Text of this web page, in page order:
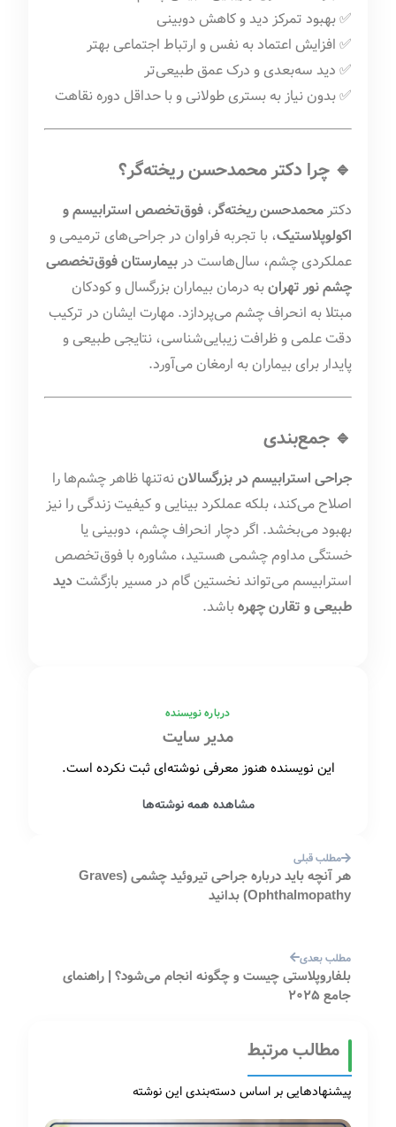
✅ بهبود تمرکز دید و کاهش دوبینی
✅ افزایش اعتماد به نفس و ارتباط اجتماعی بهتر
✅ دید سه‌بعدی و درک عمق طبیعی‌تر
✅ بدون نیاز به بستری طولانی و با حداقل دوره نقاهت
🔹 چرا دکتر محمدحسن ریخته‌گر؟
دکترمحمدحسن ریخته‌گر،فوق‌تخصص استرابیسم و
اکولوپلاستیک، با تجربه فراوان در جراحی‌های ترمیمی و
عملکردی چشم، سال‌هاست دربیمارستان فوق‌تخصصی
چشم نور تهرانبه درمان بیماران بزرگسال و کودکان
مبتلا به انحراف چشم می‌پردازد. مهارت ایشان در ترکیب
دقت علمی و ظرافت زیبایی‌شناسی، نتایجی طبیعی و
پایدار برای بیماران به ارمغان می‌آورد.
🔹 جمع‌بندی
جراحی استرابیسم در بزرگسالاننه‌تنها ظاهر چشم‌ها را
اصلاح می‌کند، بلکه عملکرد بینایی و کیفیت زندگی را نیز
بهبود می‌بخشد. اگر دچار انحراف چشم، دوبینی یا
خستگی مداوم چشمی هستید، مشاوره با فوق‌تخصص
استرابیسم می‌تواند نخستین گام در مسیر بازگشتدید
طبیعی و تقارن چهرهباشد.
درباره نویسنده
مدیر سایت
این نویسنده هنوز معرفی نوشته‌ای ثبت نکرده است.
مشاهده همه نوشته‌ها
مطلب قبلی
هر آنچه باید درباره جراحی تیروئید چشمی (Graves
Ophthalmopathy) بدانید
مطلب بعدی
بلفاروپلاستی چیست و چگونه انجام می‌شود؟ | راهنمای
جامع 2025
مطالب مرتبط
پیشنهادهایی بر اساس دسته‌بندی این نوشته